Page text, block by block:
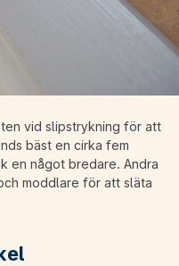
vid slipstrykning för att
bäst en cirka fem
en något bredare. Andra
moddlare för att släta